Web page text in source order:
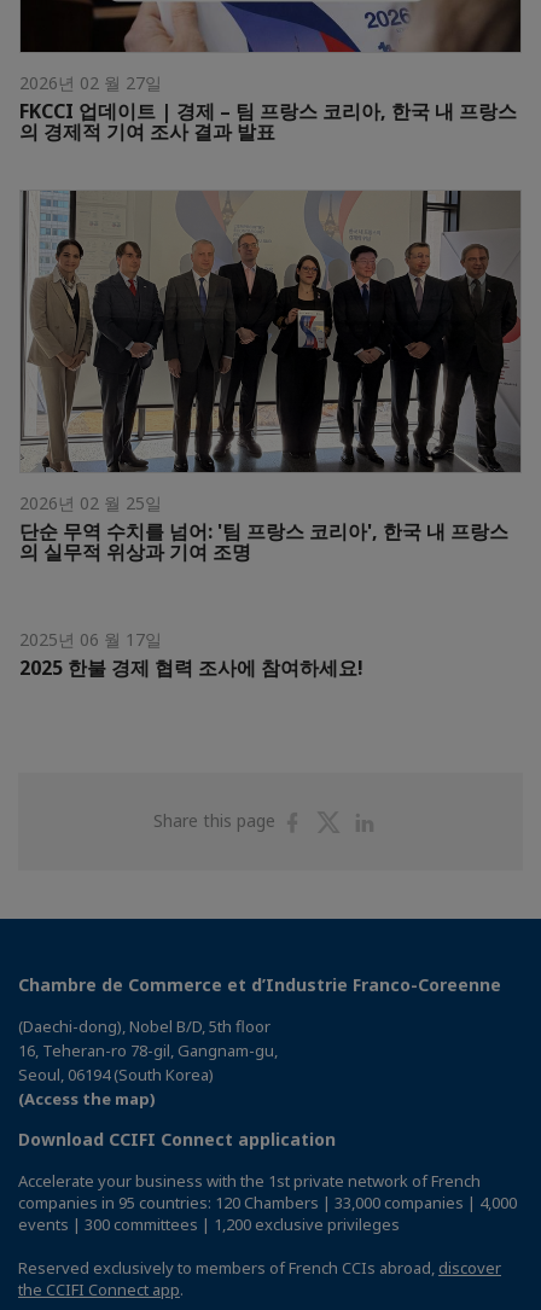
2026년 02 월 27일
FKCCI 업데이트 | 경제 – 팀 프랑스 코리아, 한국 내 프랑스
의 경제적 기여 조사 결과 발표
2026년 02 월 25일
단순 무역 수치를 넘어: '팀 프랑스 코리아', 한국 내 프랑스
의 실무적 위상과 기여 조명
2025년 06 월 17일
2025 한불 경제 협력 조사에 참여하세요!
Share this page
ShareShare
Chambre de Commerce et d’Industrie Franco-Coreenne
(Daechi-dong), Nobel B/D, 5th floor
16, Teheran-ro 78-gil, Gangnam-gu,
Seoul, 06194 (South Korea)
(Access the map)
Download CCIFI Connect application
Accelerate your business with the 1st private network of French
companies in 95 countries: 120 Chambers | 33,000 companies | 4,000
events | 300 committees | 1,200 exclusive privileges
Reserved exclusively to members of French CCIs abroad, discover
the CCIFI Connect app.